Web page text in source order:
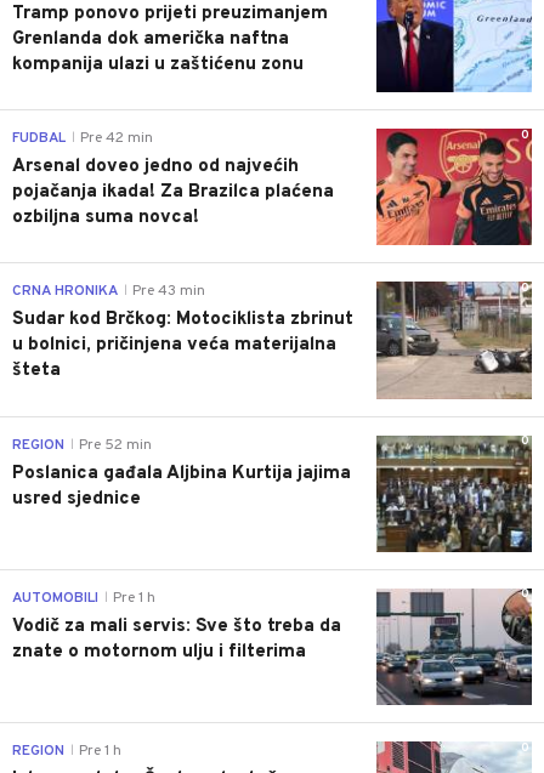
Tramp ponovo prijeti preuzimanjem
Grenlanda dok američka naftna
kompanija ulazi u zaštićenu zonu
0
FUDBAL Pre 42 min
Arsenal doveo jedno od najvećih
pojačanja ikada! Za Brazilca plaćena
ozbiljna suma novca!
0
CRNA HRONIKA Pre 43 min
Sudar kod Brčkog: Motociklista zbrinut
u bolnici, pričinjena veća materijalna
šteta
0
REGION Pre 52 min
Poslanica gađala Aljbina Kurtija jajima
usred sjednice
0
AUTOMOBILI Pre 1 h
Vodič za mali servis: Sve što treba da
znate o motornom ulju i filterima
0
REGION Pre 1 h